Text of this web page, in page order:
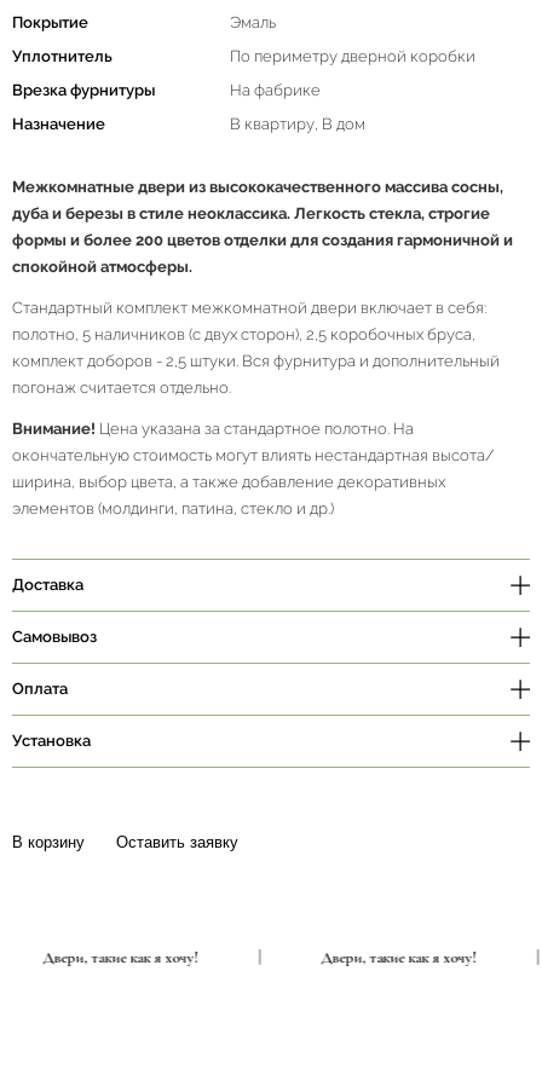
Покрытие
Эмаль
Уплотнитель
По периметру дверной коробки
Врезка фурнитуры
На фабрике
Назначение
В квартиру, В дом
Межкомнатные двери из высококачественного массива сосны,
дуба и березы в стиле неоклассика. Легкость стекла, строгие
формы и более 200 цветов отделки для создания гармоничной и
спокойной атмосферы.
Стандартный комплект межкомнатной двери включает в себя:
полотно, 5 наличников (с двух сторон), 2,5 коробочных бруса,
комплект доборов - 2,5 штуки. Вся фурнитура и дополнительный
погонаж считается отдельно.
Внимание! Цена указана за стандартное полотно. На
окончательную стоимость могут влиять нестандартная высота/
ширина, выбор цвета, а также добавление декоративных
элементов (молдинги, патина, стекло и др.)
Доставка
Самовывоз
Оплата
Установка
В корзину Оставить заявку
Двери, такие как я хочу! Двери, такие как я хочу!